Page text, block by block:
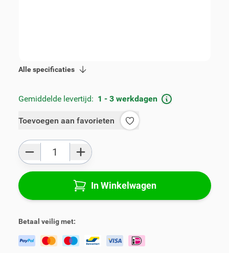
Alle specificaties
Gemiddelde levertijd: 1 - 3 werkdagen
Toevoegen aan favorieten
Aantal
In Winkelwagen
Betaal veilig met: